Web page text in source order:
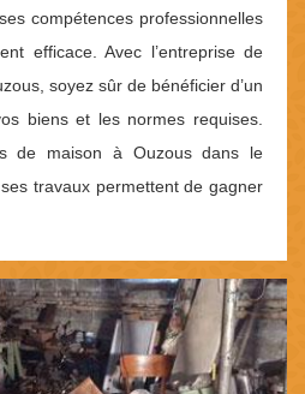
compétences professionnelles
efficace. Avec l’entreprise de
soyez sûr de bénéficier d’un
biens et les normes requises.
de maison à Ouzous dans le
travaux permettent de gagner